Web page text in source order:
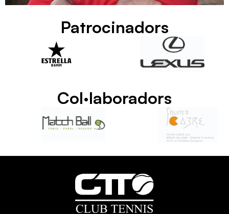
Patrocinadors
Col·laboradors